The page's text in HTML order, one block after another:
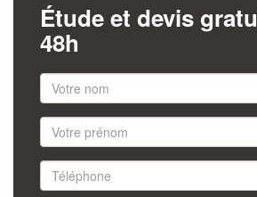
Étude et devis
48h